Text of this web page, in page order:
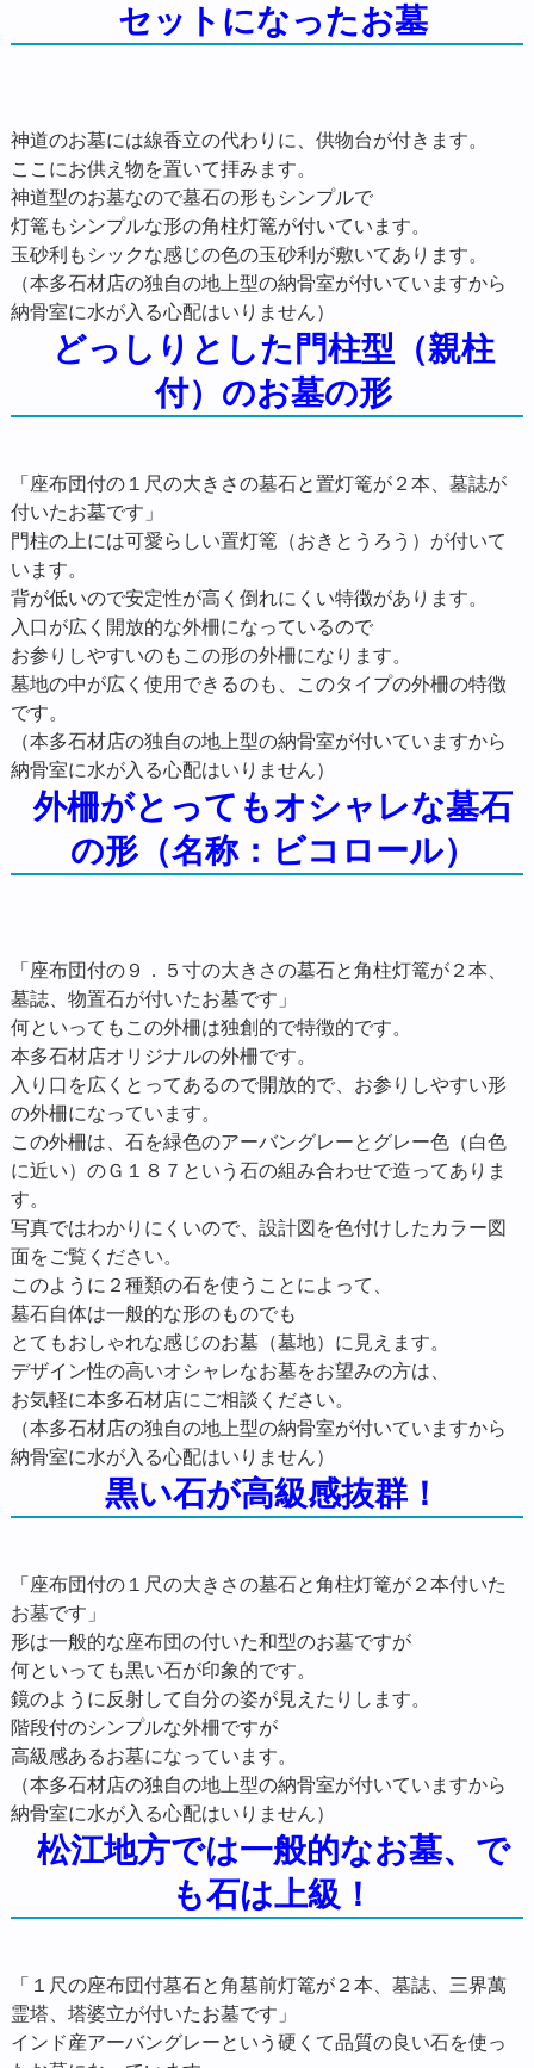
セットになったお墓
神道のお墓には線香立の代わりに、供物台が付きます。
ここにお供え物を置いて拝みます。
神道型のお墓なので墓石の形もシンプルで
灯篭もシンプルな形の角柱灯篭が付いています。
玉砂利もシックな感じの色の玉砂利が敷いてあります。
（本多石材店の独自の地上型の納骨室が付いていますから
納骨室に水が入る心配はいりません）
どっしりとした門柱型（親柱
付）のお墓の形
「座布団付の１尺の大きさの墓石と置灯篭が２本、墓誌が
付いたお墓です」
門柱の上には可愛らしい置灯篭（おきとうろう）が付いて
います。
背が低いので安定性が高く倒れにくい特徴があります。
入口が広く開放的な外柵になっているので
お参りしやすいのもこの形の外柵になります。
墓地の中が広く使用できるのも、このタイプの外柵の特徴
です。
（本多石材店の独自の地上型の納骨室が付いていますから
納骨室に水が入る心配はいりません）
外柵がとってもオシャレな墓石
の形（名称：ビコロール）
「座布団付の９．５寸の大きさの墓石と角柱灯篭が２本、
墓誌、物置石が付いたお墓です」
何といってもこの外柵は独創的で特徴的です。
本多石材店オリジナルの外柵です。
入り口を広くとってあるので開放的で、お参りしやすい形
の外柵になっています。
この外柵は、石を緑色のアーバングレーとグレー色（白色
に近い）のＧ１８７という石の組み合わせで造ってありま
す。
写真ではわかりにくいので、設計図を色付けしたカラー図
面をご覧ください。
このように２種類の石を使うことによって、
墓石自体は一般的な形のものでも
とてもおしゃれな感じのお墓（墓地）に見えます。
デザイン性の高いオシャレなお墓をお望みの方は、
お気軽に本多石材店にご相談ください。
（本多石材店の独自の地上型の納骨室が付いていますから
納骨室に水が入る心配はいりません）
黒い石が高級感抜群！
「座布団付の１尺の大きさの墓石と角柱灯篭が２本付いた
お墓です」
形は一般的な座布団の付いた和型のお墓ですが
何といっても黒い石が印象的です。
鏡のように反射して自分の姿が見えたりします。
階段付のシンプルな外柵ですが
高級感あるお墓になっています。
（本多石材店の独自の地上型の納骨室が付いていますから
納骨室に水が入る心配はいりません）
松江地方では一般的なお墓、で
も石は上級！
「１尺の座布団付墓石と角墓前灯篭が２本、墓誌、三界萬
霊塔、塔婆立が付いたお墓です」
インド産アーバングレーという硬くて品質の良い石を使っ